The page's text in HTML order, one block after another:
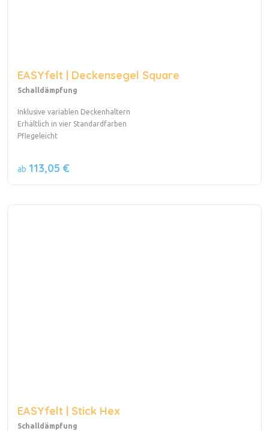
EASYfelt | Deckensegel Square
Schalldämpfung
Inklusive variablen Deckenhaltern
Erhältlich in vier Standardfarben
Pflegeleicht
ab 113,05 €
EASYfelt | Stick Hex
Schalldämpfung